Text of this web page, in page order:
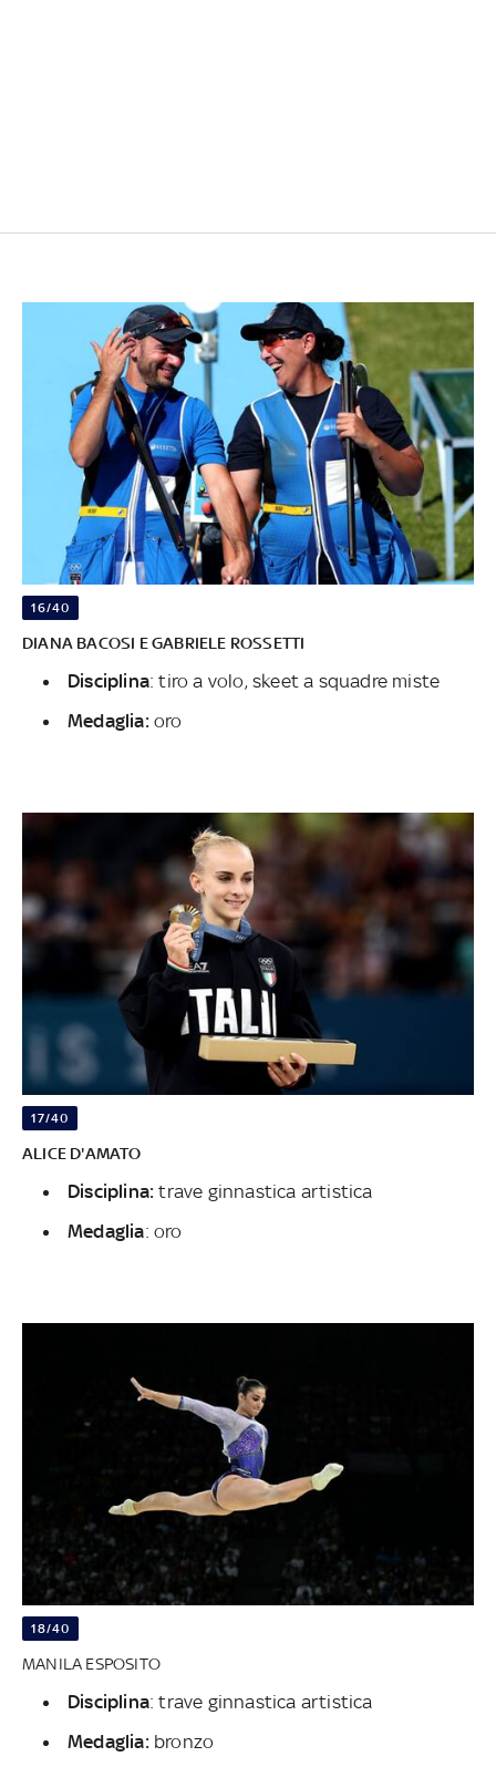
16/40
DIANA BACOSI E GABRIELE ROSSETTI
Disciplina: tiro a volo, skeet a squadre miste
Medaglia:oro
17/40
ALICE D'AMATO
Disciplina:trave ginnastica artistica
Medaglia: oro
18/40
MANILA ESPOSITO
Disciplina: trave ginnastica artistica
Medaglia:bronzo